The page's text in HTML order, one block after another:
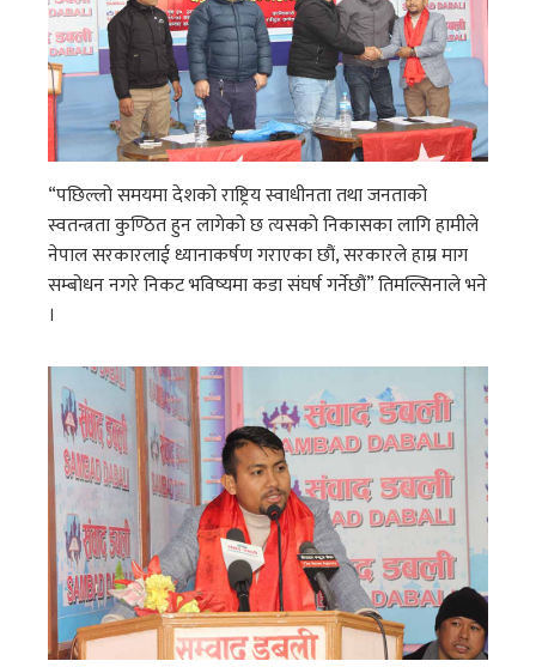
“पछिल्लो समयमा देशको राष्ट्रिय स्वाधीनता तथा जनताको
स्वतन्त्रता कुण्ठित हुन लागेको छ त्यसको निकासका लागि हामीले
नेपाल सरकारलाई ध्यानाकर्षण गराएका छौं, सरकारले हाम्र माग
सम्बोधन नगरे निकट भविष्यमा कडा संघर्ष गर्नेछौं” तिमल्सिनाले भने
।